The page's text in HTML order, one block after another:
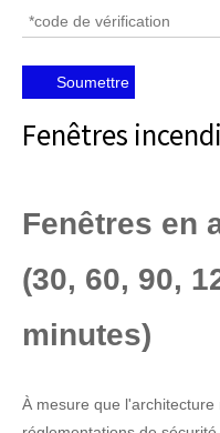
Soumettre
Fenêtres
Fenêtres en
(30, 60, 90,
minutes)
À mesure que